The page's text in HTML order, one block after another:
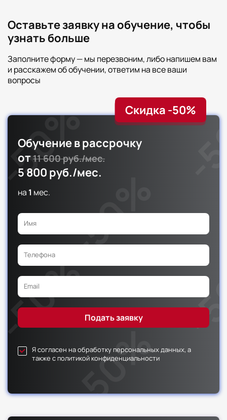
Оставьте заявку на обучение, чтобы
узнать больше
Заполните форму — мы перезвоним, либо напишем вам
и расскажем об обучении, ответим на все ваши
вопросы
Скидка -50%
Обучение в рассрочку
от11 600 руб./мес.
5 800 руб./мес.
на 1 мес.
Я согласен на обработку персональных данных, а
также с политикой конфиденциальности